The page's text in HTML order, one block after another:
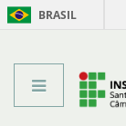
BRASIL